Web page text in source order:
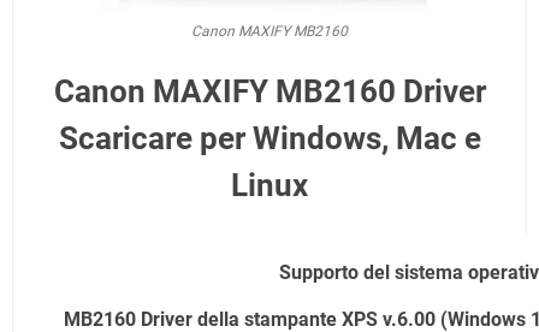
Canon MAXIFY MB2160
Canon MAXIFY MB2160 Driver
Scaricare per Windows, Mac e
Linux
Supporto del sistema
MB2160 Driver della stampante XPS v.6.00